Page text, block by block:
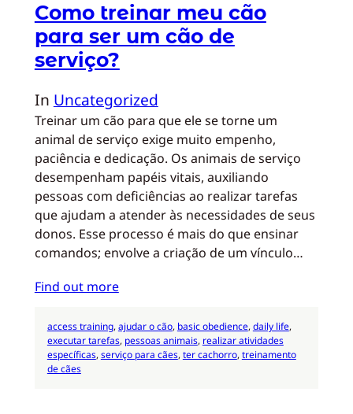
Como treinar meu cão
para ser um cão de
serviço?
In Uncategorized
Treinar um cão para que ele se torne um
animal de serviço exige muito empenho,
paciência e dedicação. Os animais de serviço
desempenham papéis vitais, auxiliando
pessoas com deficiências ao realizar tarefas
que ajudam a atender às necessidades de seus
donos. Esse processo é mais do que ensinar
comandos; envolve a criação de um vínculo…
Find out more
access training, ajudar o cão, basic obedience, daily life
executar tarefas, pessoas animais, realizar atividades
específicas, serviço para cães, ter cachorro, treinamento
de cães